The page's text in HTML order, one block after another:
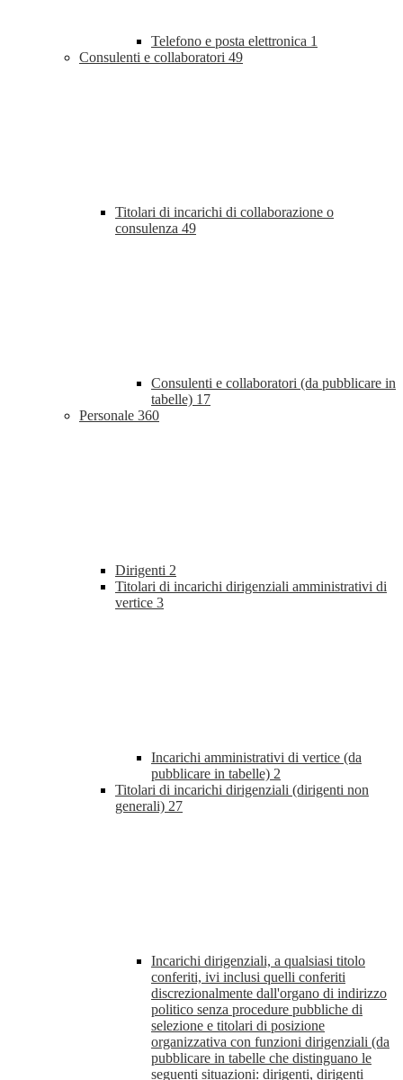
Telefono e posta elettronica 1
Consulenti e collaboratori 49
Titolari di incarichi di collaborazione o
consulenza 49
Consulenti e collaboratori (da pubblicare in
tabelle) 17
Personale 360
Dirigenti 2
Titolari di incarichi dirigenziali amministrativi di
vertice 3
Incarichi amministrativi di vertice (da
pubblicare in tabelle) 2
Titolari di incarichi dirigenziali (dirigenti non
generali) 27
Incarichi dirigenziali, a qualsiasi titolo
conferiti, ivi inclusi quelli conferiti
discrezionalmente dall'organo di indirizzo
politico senza procedure pubbliche di
selezione e titolari di posizione
organizzativa con funzioni dirigenziali (da
pubblicare in tabelle che distinguano le
seguenti situazioni: dirigenti, dirigenti